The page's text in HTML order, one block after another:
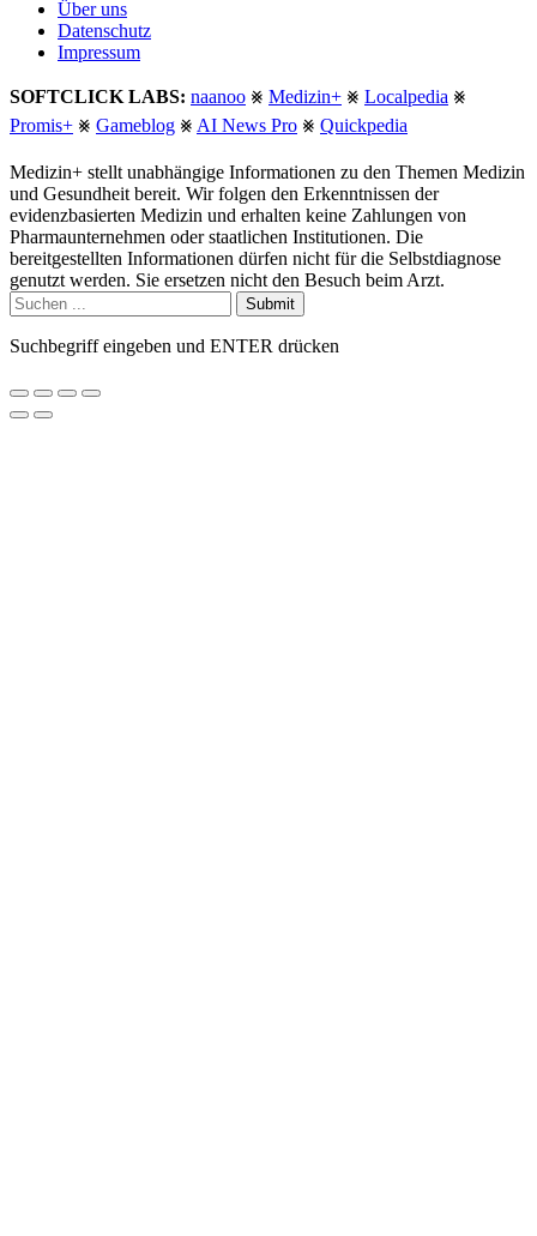
Über uns
Datenschutz
Impressum
SOFTCLICK LABS: naanoo ⨳ Medizin+ ⨳ Localpedia ⨳
Promis+ ⨳ Gameblog ⨳ AI News Pro ⨳ Quickpedia
Medizin+ stellt unabhängige Informationen zu den Themen Medizin
und Gesundheit bereit. Wir folgen den Erkenntnissen der
evidenzbasierten Medizin und erhalten keine Zahlungen von
Pharmaunternehmen oder staatlichen Institutionen. Die
bereitgestellten Informationen dürfen nicht für die Selbstdiagnose
genutzt werden. Sie ersetzen nicht den Besuch beim Arzt.
Submit
Suchbegriff eingeben und ENTER drücken